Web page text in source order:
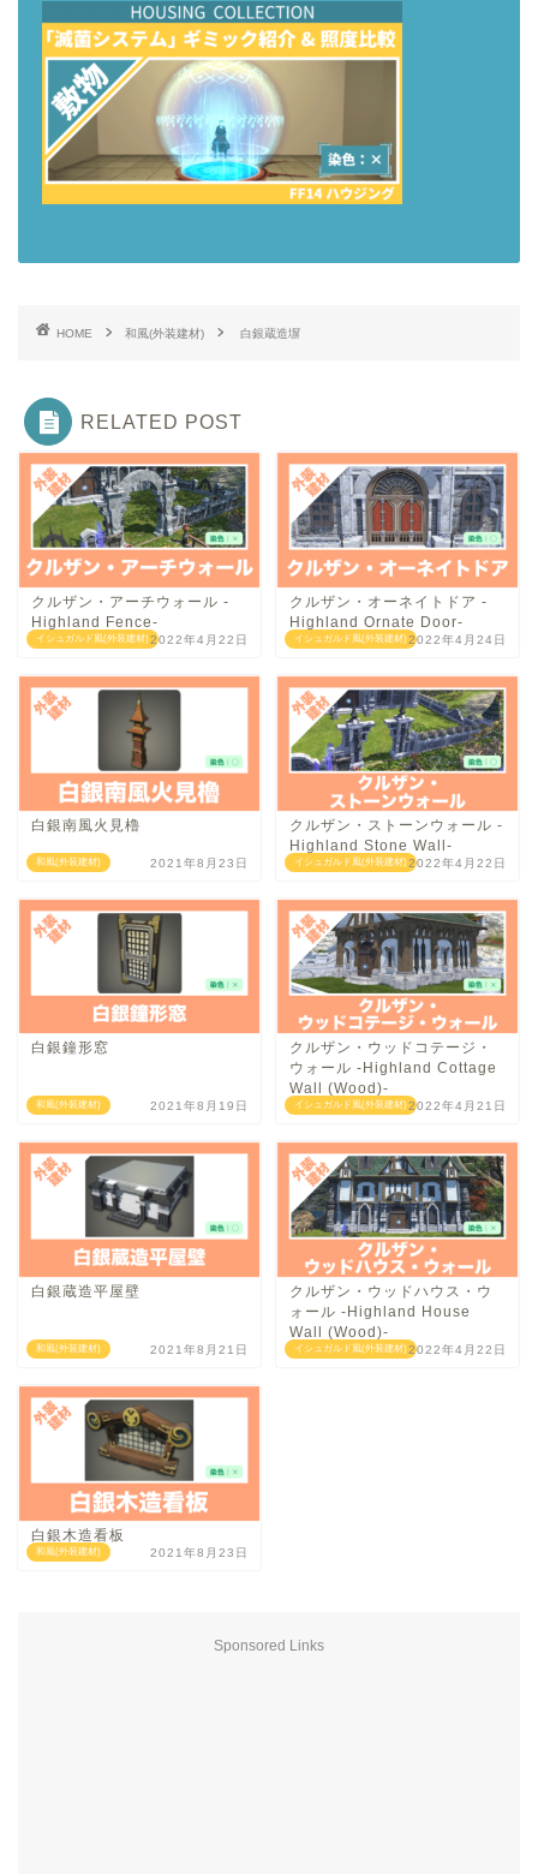
HOME 和風(外装建材) 白銀蔵造塀
RELATED POST
イシュガルド風(外装建材)
クルザン・アーチウォール -
Highland Fence-
2022年4月22日 イシュガルド風(外装建材)
クルザン・オーネイトドア -
Highland Ornate Door-
2022年4月24日
和風(外装建材)
白銀南風火見櫓
2021年8月23日 イシュガルド風(外装建材)
クルザン・ストーンウォール -
Highland Stone Wall-
2022年4月22日
和風(外装建材)
白銀鐘形窓
2021年8月19日 イシュガルド風(外装建材)
クルザン・ウッドコテージ・
ウォール -Highland Cottage
Wall (Wood)-
2022年4月21日
和風(外装建材)
白銀蔵造平屋壁
2021年8月21日 イシュガルド風(外装建材)
クルザン・ウッドハウス・ウ
ォール -Highland House
Wall (Wood)-
2022年4月22日
和風(外装建材)
白銀木造看板
2021年8月23日
Sponsored Links